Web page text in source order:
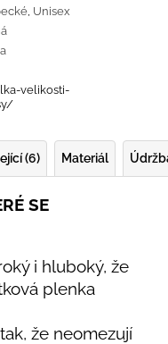
, Unisex
velikosti-
(6) Materiál
SE
i hluboký, že
plenka
že neomezují